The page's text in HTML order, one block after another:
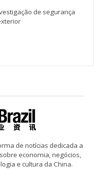
de segurança
de notícias dedicada a
economia, negócios,
e cultura da China.